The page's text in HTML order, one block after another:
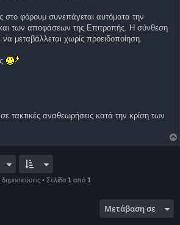
φόρουμ συνεπάγεται αυτόματα την
των αποφάσεων της Επιτροπής. Η σύνθεση
να μεταβάλλεται χωρίς προειδοποίηση.
τακτικές αναθεωρήσεις κατά την κρίση των
δημοσιεύσεις • Σελίδα 1 από 1
Μετάβαση σε